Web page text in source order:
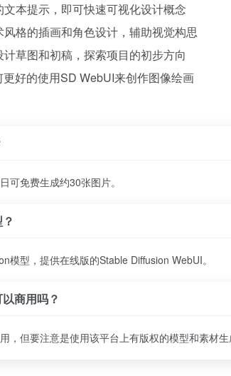
本提示，即可快速可视化设计概念
格的插画和角色设计，辅助视觉构思
草图和初稿，探索项目的初步方向
好的使用SD WebUI来创作图像绘画
可免费生成约30张图片。
模型，提供在线版的Stable Diffusion WebUI。
商用吗？
，但要注意是使用该平台上有版权的模型和素材生